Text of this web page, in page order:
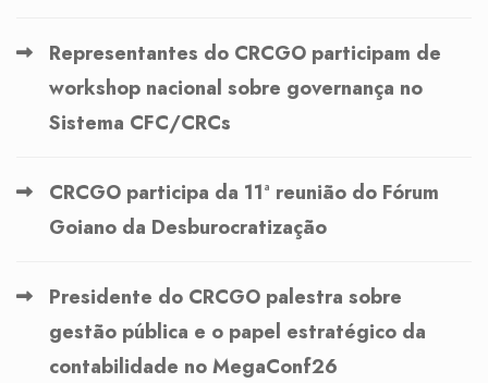
Representantes do CRCGO participam de
workshop nacional sobre governança no
Sistema CFC/CRCs
CRCGO participa da 11ª reunião do Fórum
Goiano da Desburocratização
Presidente do CRCGO palestra sobre
gestão pública e o papel estratégico da
contabilidade no MegaConf26